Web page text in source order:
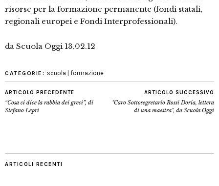
risorse per la formazione permanente (fondi statali,
regionali europei e Fondi Interprofessionali).
da Scuola Oggi 13.02.12
CATEGORIE: scuola | formazione
ARTICOLO PRECEDENTE
“Cosa ci dice la rabbia dei greci”, di
Stefano Lepri
ARTICOLO SUCCESSIVO
"Caro Sottosegretario Rossi Doria, lettera
di una maestra", da Scuola Oggi
ARTICOLI RECENTI